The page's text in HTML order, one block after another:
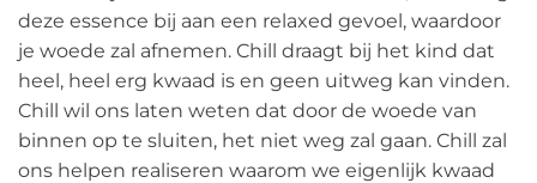
deze essence bij aan een relaxed gevoel, waardoor
je woede zal afnemen. Chill draagt bij het kind dat
heel, heel erg kwaad is en geen uitweg kan vinden.
Chill wil ons laten weten dat door de woede van
binnen op te sluiten, het niet weg zal gaan. Chill zal
ons helpen realiseren waarom we eigenlijk kwaad